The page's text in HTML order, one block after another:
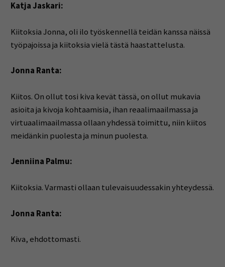
Katja Jaskari:
Kiitoksia Jonna, oli ilo työskennellä teidän kanssa näissä
työpajoissa ja kiitoksia vielä tästä haastattelusta.
Jonna Ranta:
Kiitos. On ollut tosi kiva kevät tässä, on ollut mukavia
asioita ja kivoja kohtaamisia, ihan reaalimaailmassa ja
virtuaalimaailmassa ollaan yhdessä toimittu, niin kiitos
meidänkin puolesta ja minun puolesta.
Jenniina Palmu:
Kiitoksia. Varmasti ollaan tulevaisuudessakin yhteydessä.
Jonna Ranta:
Kiva, ehdottomasti.